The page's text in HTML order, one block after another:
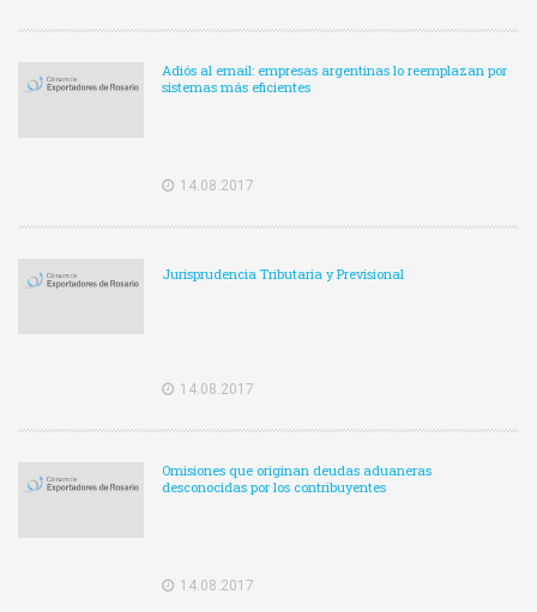
Adiós al email: empresas argentinas lo reemplazan por
sistemas más eficientes
14.08.2017
Jurisprudencia Tributaria y Previsional
14.08.2017
Omisiones que originan deudas aduaneras
desconocidas por los contribuyentes
14.08.2017